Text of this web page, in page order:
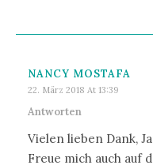
NANCY MOSTAFA
22. März 2018 At 13:39
Antworten
Vielen lieben Dank,
Freue mich auch auf